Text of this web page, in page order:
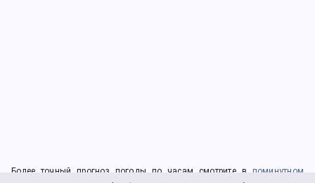
Более точный прогноз погоды по часам смотрите в поминутном